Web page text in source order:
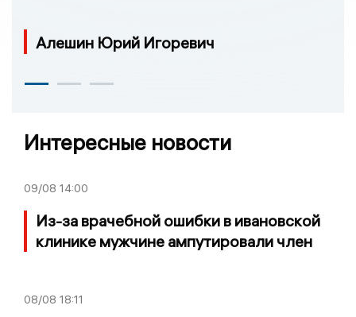
Алешин Юрий Игоревич
Интересные новости
09/08 14:00
Из-за врачебной ошибки в ивановской
клинике мужчине ампутировали член
08/08 18:11